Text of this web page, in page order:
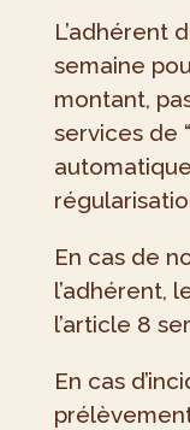
L’adhérent
semaine
montant,
services de
En cas de
l’adhérent,
l’article 8
En cas